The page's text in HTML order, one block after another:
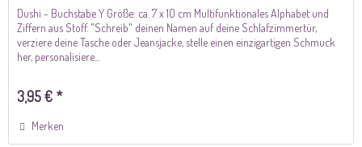
Dushi - Buchstabe Y Größe: ca. 7 x 10 cm Multifunktionales Alphabet und
Ziffern aus Stoff. "Schreib" deinen Namen auf deine Schlafzimmertür,
verziere deine Tasche oder Jeansjacke, stelle einen einzigartigen Schmuck
her, personalisiere...
3,95 € *
Merken